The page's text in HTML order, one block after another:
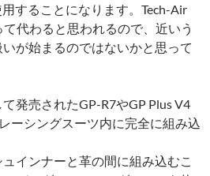
することになります。Tech-Air
て代わると思われるので、近いう
が始まるのではないかと思って
発売されたGP-R7やGP Plus V4
ーシングスーツ内に完全に組み込
インナーと革の間に組み込むこ